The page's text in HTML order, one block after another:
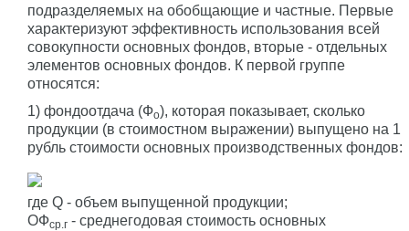
подразделяемых на обобщающие и частные. Первые
характеризуют эффективность использования всей
совокупности основных фондов, вторые - отдельных
элементов основных фондов. К первой группе
относятся:
1) фондоотдача (Фо), которая показывает, сколько
продукции (в стоимостном выражении) выпущено на 1
рубль стоимости основных производственных фондов:
где Q - объем выпущенной продукции;
ОФср.г - среднегодовая стоимость основных